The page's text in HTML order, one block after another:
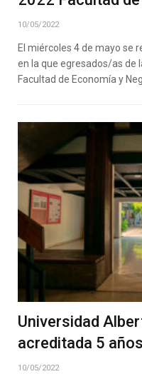
10/05/2022
El miércoles 4 de mayo se
en la que egresados/as de
Facultad de Economía y
Universidad
acreditada 5
10/05/2022